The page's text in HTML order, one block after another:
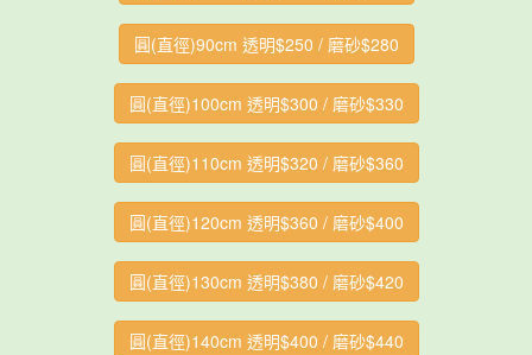
圓(直徑)90cm 透明$250 / 磨砂$280
圓(直徑)100cm 透明$300 / 磨砂$330
圓(直徑)110cm 透明$320 / 磨砂$360
圓(直徑)120cm 透明$360 / 磨砂$400
圓(直徑)130cm 透明$380 / 磨砂$420
圓(直徑)140cm 透明$400 / 磨砂$440